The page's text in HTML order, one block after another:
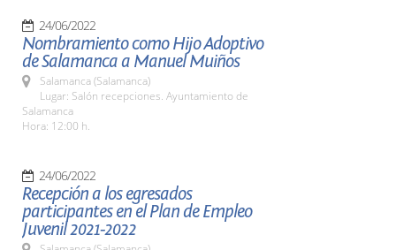
24/06/2022
Nombramiento como Hijo Adoptivo
de Salamanca a Manuel Muiños
Salamanca (Salamanca)
Lugar: Salón recepciones. Ayuntamiento de
Salamanca
Hora: 12:00 h.
24/06/2022
Recepción a los egresados
participantes en el Plan de Empleo
Juvenil 2021-2022